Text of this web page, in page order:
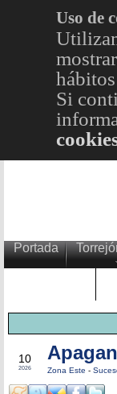
Uso de
Si
Portada
10
2026 Zona Este -